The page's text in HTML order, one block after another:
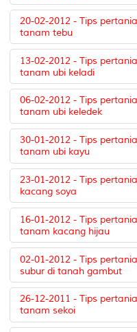
20-02-2012 - Tips
tanam tebu
13-02-2012 - Tips
tanam ubi keladi
06-02-2012 - Tips
tanam ubi keledek
30-01-2012 - Tips
tanam ubi kayu
23-01-2012 - Tips
kacang soya
16-01-2012 - Tips
tanam kacang hijau
02-01-2012 - Tips
subur di tanah gambut
26-12-2011 - Tips
tanam sekoi